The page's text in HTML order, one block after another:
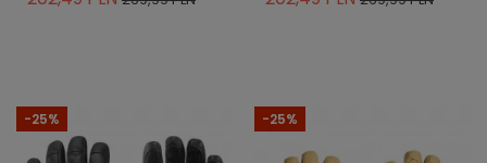
-25% -25%